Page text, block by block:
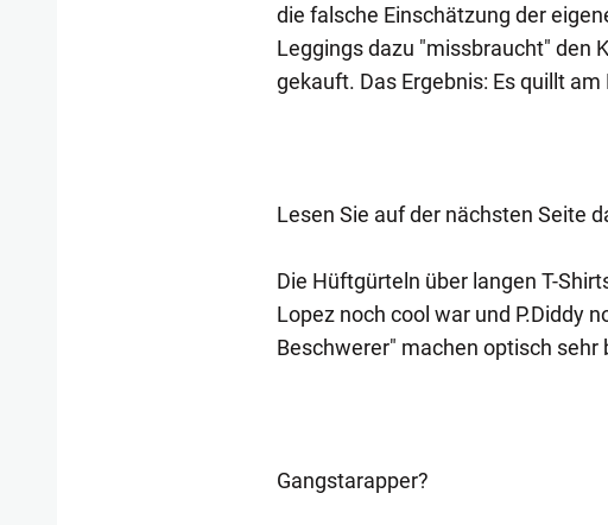
die falsche Einschätzung der
Leggings dazu "missbraucht" den
gekauft. Das Ergebnis: Es quillt
Lesen Sie auf der nächsten Seite
Die Hüftgürteln über langen T-
Lopez noch cool war und P.Diddy
Beschwerer" machen optisch
Gangstarapper?